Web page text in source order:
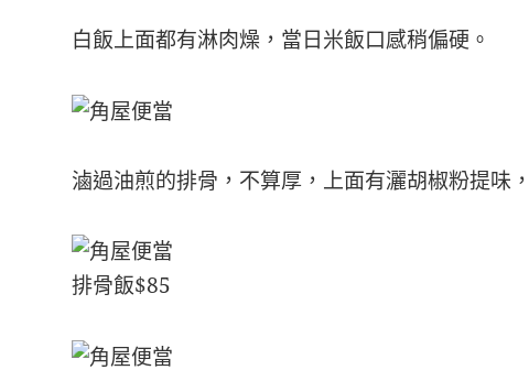
白飯上面都有淋肉燥，當日米飯口感稍偏硬。
滷過油煎的排骨，不算厚，上面有灑胡椒粉提味
排骨飯$85